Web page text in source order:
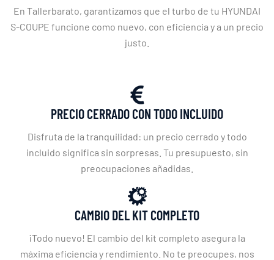
En Tallerbarato, garantizamos que el turbo de tu HYUNDAI
S-COUPE funcione como nuevo, con eficiencia y a un precio
justo.
PRECIO CERRADO CON TODO INCLUIDO
Disfruta de la tranquilidad: un precio cerrado y todo
incluido significa sin sorpresas. Tu presupuesto, sin
preocupaciones añadidas.
CAMBIO DEL KIT COMPLETO
¡Todo nuevo! El cambio del kit completo asegura la
máxima eficiencia y rendimiento. No te preocupes, nos